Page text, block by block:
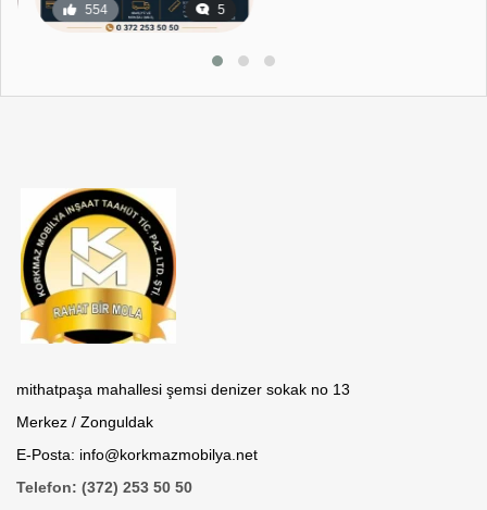
554 5
mithatpaşa mahallesi şemsi denizer sokak no 13
Merkez / Zonguldak
E-Posta: info@korkmazmobilya.net
Telefon: (372) 253 50 50